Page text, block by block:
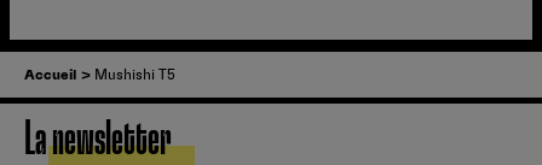
Accueil Mushishi T5
La newsletter